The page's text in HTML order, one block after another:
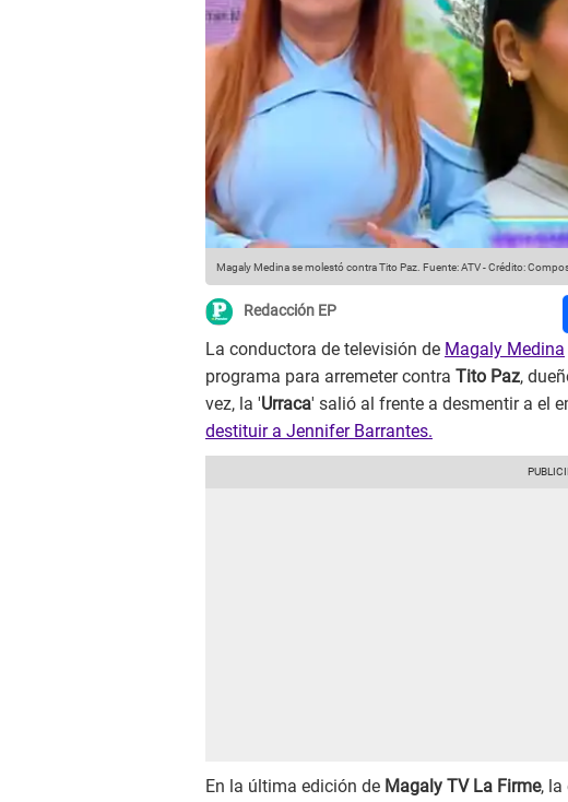
Magaly Medina se molestó contra Tito Paz. Fuente: ATV-Crédito:
Redacción EP
La conductora de televisión de Magaly Medina
programa para arremeter contra Tito Paz,
vez, la 'Urraca' salió al frente a desmentir a el
destituir a Jennifer Barrantes.
En la última edición de Magaly TV La Firme, la